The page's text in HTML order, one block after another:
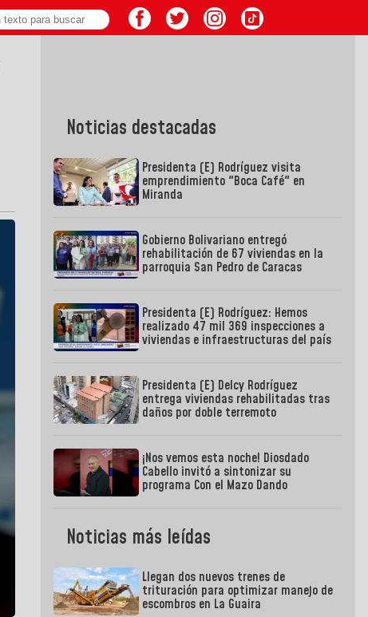
Noticias destacadas
Presidenta (E) Rodríguez visita
emprendimiento "Boca Café" en
Miranda
Gobierno Bolivariano entregó
rehabilitación de 67 viviendas en la
parroquia San Pedro de Caracas
Presidenta (E) Rodríguez: Hemos
realizado 47 mil 369 inspecciones a
viviendas e infraestructuras del país
Presidenta (E) Delcy Rodríguez
entrega viviendas rehabilitadas tras
daños por doble terremoto
¡Nos vemos esta noche! Diosdado
Cabello invitó a sintonizar su
programa Con el Mazo Dando
Noticias más leídas
Llegan dos nuevos trenes de
trituración para optimizar manejo de
escombros en La Guaira